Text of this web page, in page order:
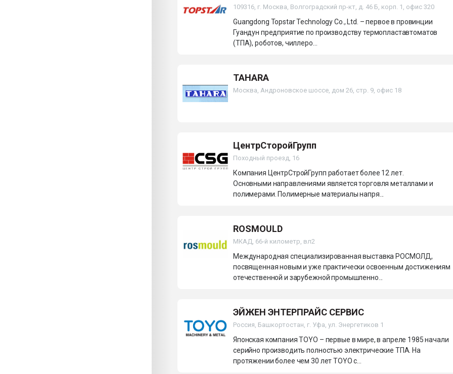
109316, г. Москва, Волгоградский пр-кт, д. 46 Б, корп. 1, офис 320
Guangdong Topstar Technology Co., Ltd. – первое в провинции
Гуандун предприятие по производству термопластавтоматов
(ТПА), роботов, чиллеро...
TAHARA
Москва, Андроновское шоссе, дом 26, стр. 9, офис 18
ЦентрСторойГрупп
Походный проезд, 16
Компания ЦентрСтройГрупп работает более 12 лет.
Основными направлениями является торговля металлами и
полимерами. Полимерные материалы напря...
ROSMOULD
МКАД, 66-й километр, вл2
Международная специализированная выставка РОСМОЛД,
посвященная новым и уже практически освоенным достижениям
отечественной и зарубежной промышленно...
ЭЙЖЕН ЭНТЕРПРАЙС СЕРВИС
Россия, Башкортостан, г. Уфа, ул. Энергетиков 1
Японская компания TOYO – первые в мире, в апреле 1985 начали
серийно производить полностью электрические ТПА. На
протяжении более чем 30 лет TOYO с...